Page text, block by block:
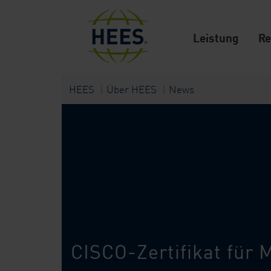
Leistung
HEES Über HEES News
CISCO-Zertifikat für